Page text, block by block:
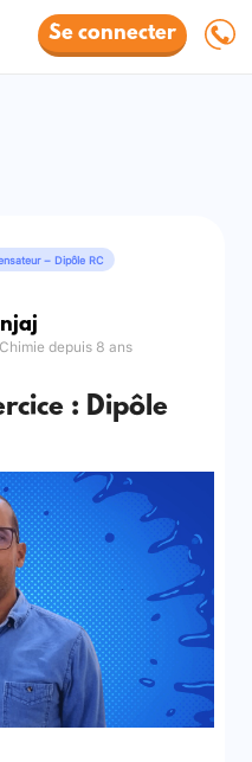
Se connecter
– Dipôle RC
depuis 8 ans
: Dipôle